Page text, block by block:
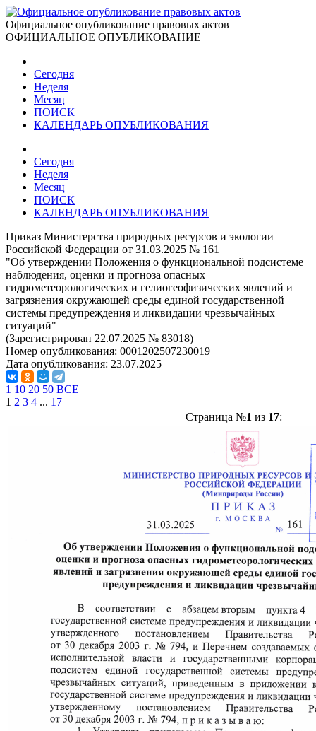
Официальное опубликование правовых актов
ОФИЦИАЛЬНОЕ ОПУБЛИКОВАНИЕ
Сегодня
Неделя
Месяц
ПОИСК
КАЛЕНДАРЬ ОПУБЛИКОВАНИЯ
Сегодня
Неделя
Месяц
ПОИСК
КАЛЕНДАРЬ ОПУБЛИКОВАНИЯ
Приказ Министерства природных ресурсов и экологии
Российской Федерации от 31.03.2025 № 161
"Об утверждении Положения о функциональной подсистеме
наблюдения, оценки и прогноза опасных
гидрометеорологических и гелиогеофизических явлений и
загрязнения окружающей среды единой государственной
системы предупреждения и ликвидации чрезвычайных
ситуаций"
(Зарегистрирован 22.07.2025 № 83018)
Номер опубликования: 0001202507230019
Дата опубликования: 23.07.2025
1 10 20 50 ВСЕ
1 2 3 4 ... 17
Страница №1 из 17: